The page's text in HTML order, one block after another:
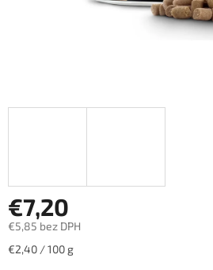
€7,20
€5,85 bez DPH
Jednotková
€2,40 / 100 g